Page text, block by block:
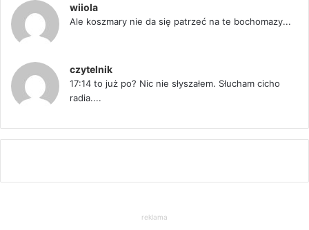
wiiola
Ale koszmary nie da się patrzeć na te bochomazy...
czytelnik
17:14 to już po? Nic nie słyszałem. Słucham cicho
radia....
reklama